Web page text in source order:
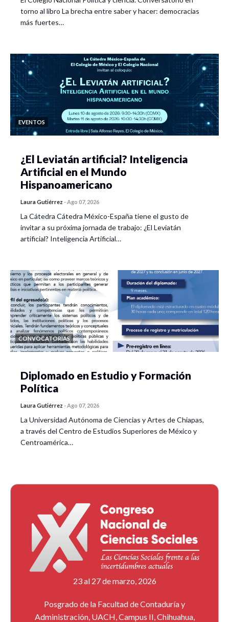
torno al libro La brecha entre saber y hacer: democracias
más fuertes…
EVENTOS
¿El Leviatán artificial? Inteligencia
Artificial en el Mundo
Hispanoamericano
Laura Gutiérrez -Ago 07, 2026
La Cátedra Cátedra México-España tiene el gusto de
invitar a su próxima jornada de trabajo: ¿El Leviatán
artificial? Inteligencia Artificial…
CONVOCATORIAS
Diplomado en Estudio y Formación
Política
Laura Gutiérrez -Ago 07, 2026
La Universidad Autónoma de Ciencias y Artes de Chiapas,
a través del Centro de Estudios Superiores de México y
Centroamérica…
23 al 27 de marzo, 2026
Posgrado de la Facultad de Contaduría y
Administración, UACH, Campus II, Chihuahua,